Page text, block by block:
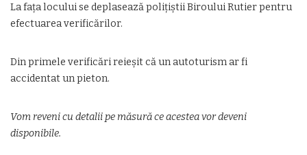
La fața locului se deplasează polițiștii Biroului Rutier pentru
efectuarea verificărilor.
Din primele verificări reieșit că un autoturism ar fi
accidentat un pieton.
Vom reveni cu detalii pe măsură ce acestea vor deveni
disponibile.